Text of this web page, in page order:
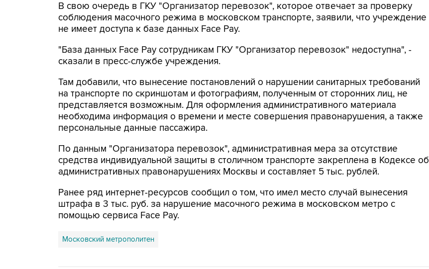
В свою очередь в ГКУ "Организатор перевозок", которое отвечает за проверку
соблюдения масочного режима в московском транспорте, заявили, что учреждение
не имеет доступа к базе данных Face Pay.
"База данных Face Pay сотрудникам ГКУ "Организатор перевозок" недоступна", -
сказали в пресс-службе учреждения.
Там добавили, что вынесение постановлений о нарушении санитарных требований
на транспорте по скриншотам и фотографиям, полученным от сторонних лиц, не
представляется возможным. Для оформления административного материала
необходима информация о времени и месте совершения правонарушения, а также
персональные данные пассажира.
По данным "Организатора перевозок", административная мера за отсутствие
средства индивидуальной защиты в столичном транспорте закреплена в Кодексе об
административных правонарушениях Москвы и составляет 5 тыс. рублей.
Ранее ряд интернет-ресурсов сообщил о том, что имел место случай вынесения
штрафа в 3 тыс. руб. за нарушение масочного режима в московском метро с
помощью сервиса Face Pay.
Московский метрополитен